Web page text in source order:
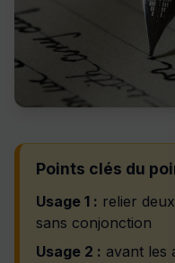
Points clés du
Usage 1 : relier
sans conjonction
Usage 2 : avant les